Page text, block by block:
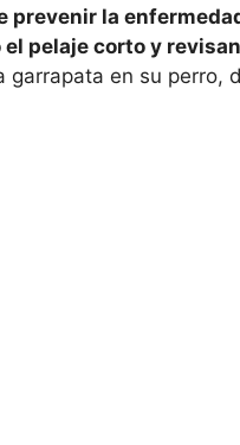
prevenir la
pelaje corto y
garrapata en su perro,